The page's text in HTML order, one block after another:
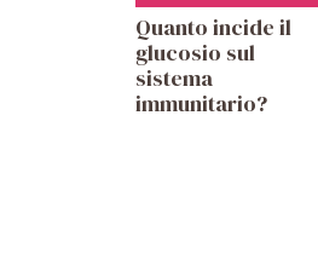
Quanto incide il
glucosio sul
sistema
immunitario?